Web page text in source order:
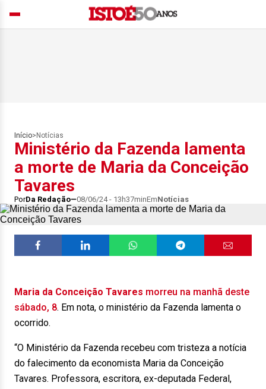
Início> Notícias
Ministério da Fazenda lamenta
a morte de Maria da Conceição
Tavares
PorDa Redação 08/06/24 - 13h37minEmNotícias
Maria da Conceição Tavares morreu na manhã deste
sábado, 8. Em nota, o ministério da Fazenda lamenta o
ocorrido.
“O Ministério da Fazenda recebeu com tristeza a notícia
do falecimento da economista Maria da Conceição
Tavares. Professora, escritora, ex-deputada Federal,